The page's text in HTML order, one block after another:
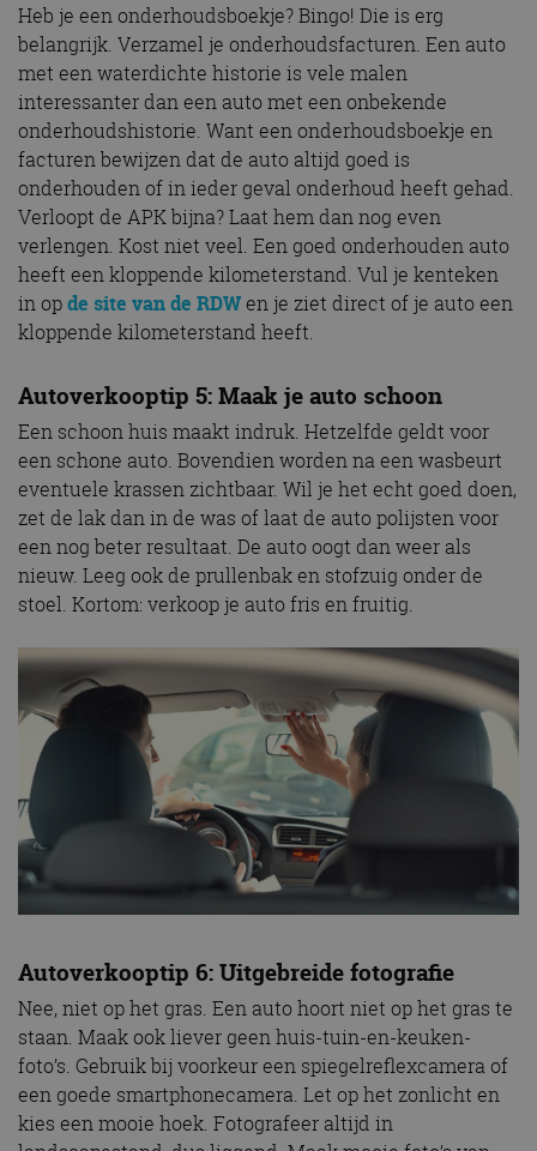
Heb je een onderhoudsboekje? Bingo! Die is erg
belangrijk. Verzamel je onderhoudsfacturen. Een auto
met een waterdichte historie is vele malen
interessanter dan een auto met een onbekende
onderhoudshistorie. Want een onderhoudsboekje en
facturen bewijzen dat de auto altijd goed is
onderhouden of in ieder geval onderhoud heeft gehad.
Verloopt de APK bijna? Laat hem dan nog even
verlengen. Kost niet veel. Een goed onderhouden auto
heeft een kloppende kilometerstand. Vul je kenteken
in opde site van de RDWen je ziet direct of je auto een
kloppende kilometerstand heeft.
Autoverkooptip 5: Maak je auto schoon
Een schoon huis maakt indruk. Hetzelfde geldt voor
een schone auto. Bovendien worden na een wasbeurt
eventuele krassen zichtbaar. Wil je het echt goed doen,
zet de lak dan in de was of laat de auto polijsten voor
een nog beter resultaat. De auto oogt dan weer als
nieuw. Leeg ook de prullenbak en stofzuig onder de
stoel. Kortom: verkoop je auto fris en fruitig.
Autoverkooptip 6: Uitgebreide fotografie
Nee, niet op het gras. Een auto hoort niet op het gras te
staan. Maak ook liever geen huis-tuin-en-keuken-
foto’s. Gebruik bij voorkeur een spiegelreflexcamera of
een goede smartphonecamera. Let op het zonlicht en
kies een mooie hoek. Fotografeer altijd in